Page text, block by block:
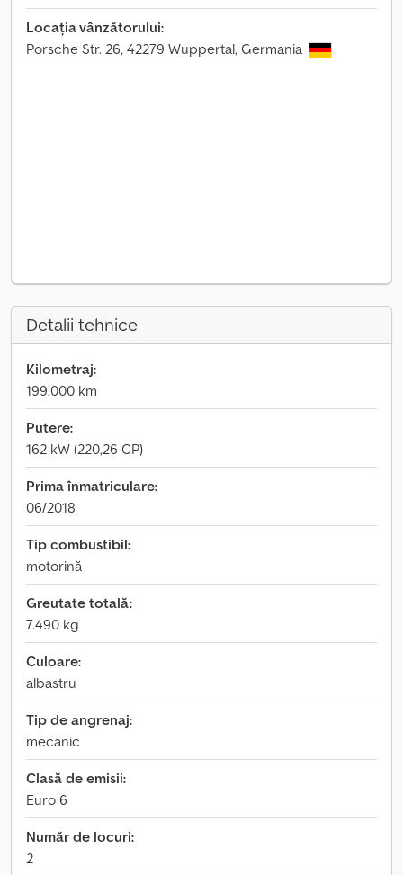
Locația vânzătorului:
Porsche Str. 26, 42279 Wuppertal, Germania
Detalii tehnice
Kilometraj:
199.000 km
Putere:
162 kW (220,26 CP)
Prima înmatriculare:
06/2018
Tip combustibil:
motorină
Greutate totală:
7.490 kg
Culoare:
albastru
Tip de angrenaj:
mecanic
Clasă de emisii:
Euro 6
Număr de locuri:
2